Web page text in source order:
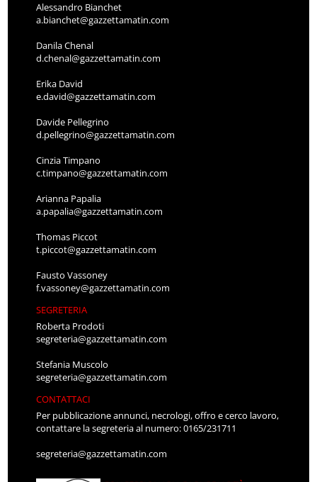
Alessandro Bianchet
a.bianchet@gazzettamatin.com
Danila Chenal
d.chenal@gazzettamatin.com
Erika David
e.david@gazzettamatin.com
Davide Pellegrino
d.pellegrino@gazzettamatin.com
Cinzia Timpano
c.timpano@gazzettamatin.com
Arianna Papalia
a.papalia@gazzettamatin.com
Thomas Piccot
t.piccot@gazzettamatin.com
Fausto Vassoney
f.vassoney@gazzettamatin.com
SEGRETERIA
Roberta Prodoti
segreteria@gazzettamatin.com
Stefania Muscolo
segreteria@gazzettamatin.com
CONTATTACI
Per pubblicazione annunci, necrologi, offro e cerco lavoro,
contattare la segreteria al numero: 0165/231711
segreteria@gazzettamatin.com